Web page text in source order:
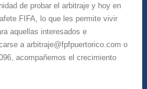
de probar el arbitraje y hoy en
FIFA, lo que les permite vivir
aquellas interesados e
a arbitraje@fpfpuertorico.com o
acompañemos el crecimiento